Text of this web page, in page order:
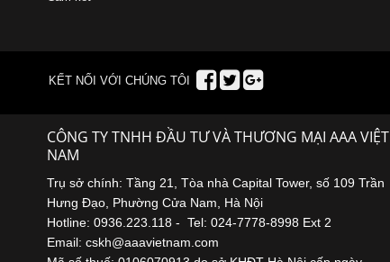
KẾT NỐI VỚI CHÚNG TÔI
CÔNG TY TNHH ĐẦU TƯ VÀ THƯƠNG MẠI AAA VIỆT
NAM
Trụ sở chính: Tầng 21, Tòa nhà Capital Tower, số 109 Trần
Hưng Đạo, Phường Cửa Nam, Hà Nội
Hotline: 0936.223.118 - Tel: 024-7778-8998 Ext 2
Email: cskh@aaavietnam.com